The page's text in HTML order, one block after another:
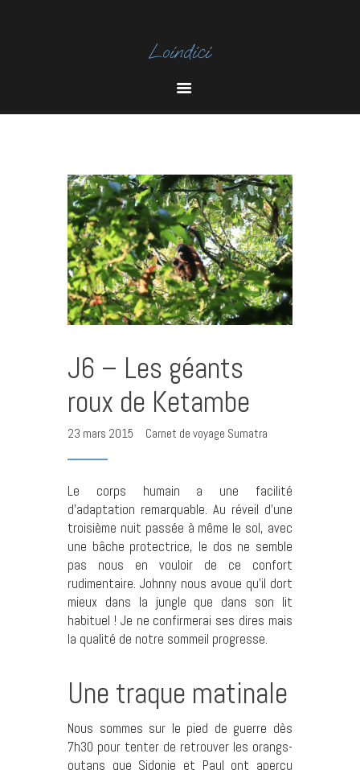
T
A
O
U
T
U
B
E
J6 – Les géants
roux de Ketambe
23 mars 2015 Carnet de voyage Sumatra
Le corps humain a une facilité
d’adaptation remarquable. Au réveil d’une
troisième nuit passée à même le sol, avec
une bâche protectrice, le dos ne semble
pas nous en vouloir de ce confort
rudimentaire. Johnny nous avoue qu’il dort
mieux dans la jungle que dans son lit
habituel ! Je ne confirmerai ses dires mais
la qualité de notre sommeil progresse.
Une traque matinale
Nous sommes sur le pied de guerre dès
7h30 pour tenter de retrouver les orangs-
outans que Sidonie et Paul ont aperçu